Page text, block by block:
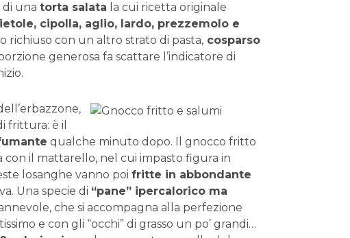
di una torta salata la cui ricetta originale
cipolla, aglio, lardo, prezzemolo e
richiuso con un altro strato di pasta, cosparso
generosa fa scattare l’indicatore di
frittura: è il
qualche minuto dopo. Il gnocco fritto
con il mattarello, nel cui impasto figura in
losanghe vanno poi fritte in abbondante
Una specie di “pane” ipercalorico ma
che si accompagna alla perfezione
e con gli “occhi” di grasso un po’ grandi…